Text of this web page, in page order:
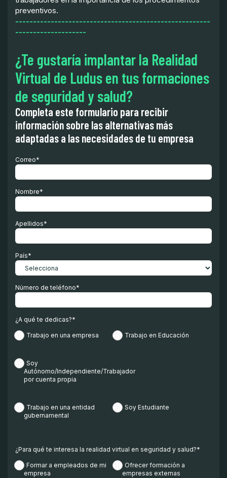
preventivos.
-------------------------------------------------------
--------------------
¿Te gustaría implantar la Realidad
Virtual de Ludus en tus formaciones
de seguridad y salud?
Completa este formulario para recibir
información sobre las alternativas más
adaptadas a las necesidades de tu empresa
Correo*
Nombre*
Apellidos*
País*
Número de teléfono*
¿A qué te dedicas?*
Trabajo en una empresa Trabajo en Educación
Soy
Autónomo/Independiente/Trabajador
por cuenta propia
Trabajo en una entidad
gubernamental
Soy Estudiante
¿Para qué te interesa la realidad virtual en seguridad y salud?*
Formar a empleados de mi
empresa
Ofrecer formación a
empresas externas